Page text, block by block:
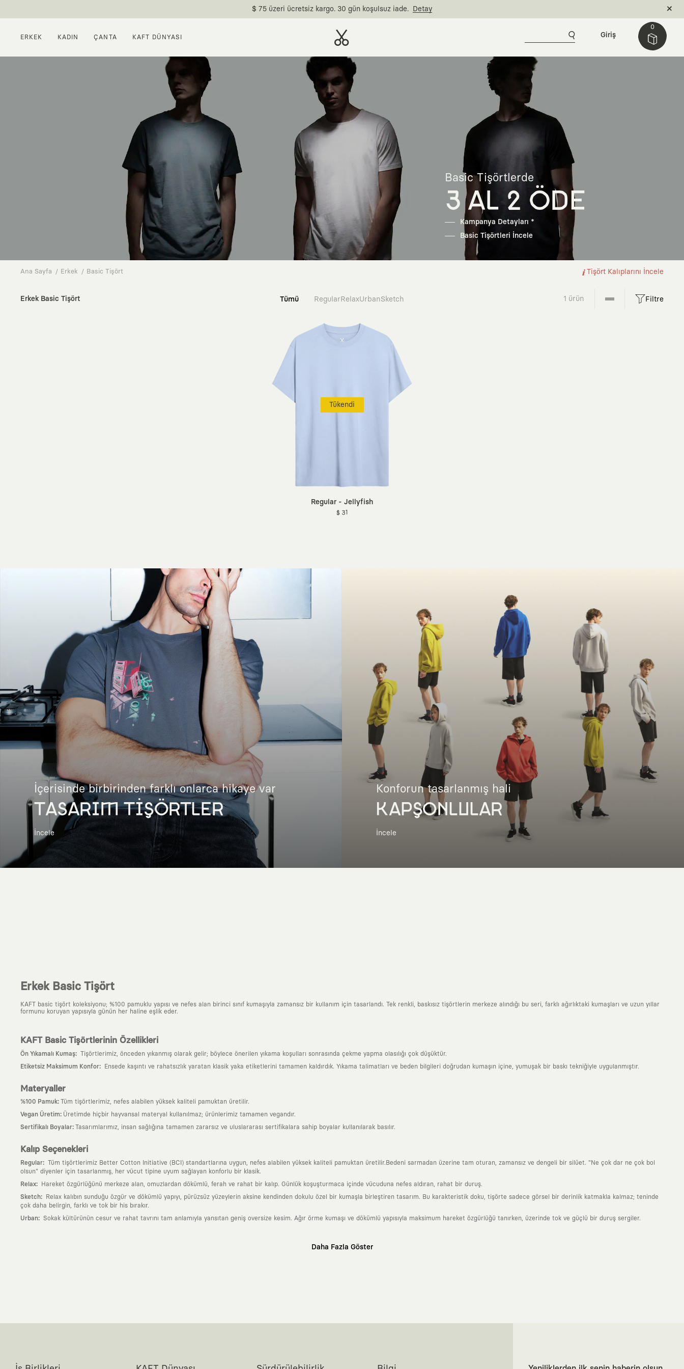
$ 75 üzeri ücretsiz kargo. 30 gün koşulsuz iade. Detay
ERKEK KADIN ÇANTA KAFT DÜNYASI
0
Giriş
Basic Tişörtlerde
3 AL 2 ÖDE
Kampanya Detayları *
Basic Tişörtleri İncele
Ana Sayfa Erkek Basic Tişört Tişört Kalıplarını İncele
Erkek Basic Tişört Tümü RegularRelaxUrbanSketch 1 ürün Filtre
Tükendi
Regular - Jellyfish
$ 31
İçerisinde birbirinden farklı onlarca hikaye var
TASARIM TİŞÖRTLER
İncele
Konforun tasarlanmış hali
KAPŞONLULAR
İncele
Erkek Basic Tişört
KAFT basic tişört koleksiyonu; %100 pamuklu yapısı ve nefes alan birinci sınıf kumaşıyla zamansız bir kullanım için tasarlandı. Tek renkli, baskısız tişörtlerin merkeze alındığı bu seri, farklı ağırlıktaki kumaşları ve uzun yıllar
formunu koruyan yapısıyla günün her haline eşlik eder.
KAFT Basic Tişörtlerinin Özellikleri
Ön Yıkamalı Kumaş: Tişörtlerimiz, önceden yıkanmış olarak gelir; böylece önerilen yıkama koşulları sonrasında çekme yapma olasılığı çok düşüktür.
Etiketsiz Maksimum Konfor: Ensede kaşıntı ve rahatsızlık yaratan klasik yaka etiketlerini tamamen kaldırdık. Yıkama talimatları ve beden bilgileri doğrudan kumaşın içine, yumuşak bir baskı tekniğiyle uygulanmıştır.
Materyaller
%100 Pamuk: Tüm tişörtlerimiz, nefes alabilen yüksek kaliteli pamuktan üretilir.
Vegan Üretim: Üretimde hiçbir hayvansal materyal kullanılmaz; ürünlerimiz tamamen vegandır.
Sertifikalı Boyalar: Tasarımlarımız, insan sağlığına tamamen zararsız ve uluslararası sertifikalara sahip boyalar kullanılarak basılır.
Kalıp Seçenekleri
Regular: Tüm tişörtlerimiz Better Cotton Initiative (BCI) standartlarına uygun, nefes alabilen yüksek kaliteli pamuktan üretilir.Bedeni sarmadan üzerine tam oturan, zamansız ve dengeli bir silüet. "Ne çok dar ne çok bol
olsun" diyenler için tasarlanmış, her vücut tipine uyum sağlayan konforlu bir klasik.
Relax: Hareket özgürlüğünü merkeze alan, omuzlardan dökümlü, ferah ve rahat bir kalıp. Günlük koşuşturmaca içinde vücuduna nefes aldıran, rahat bir duruş.
Sketch:
Relax kalıbın sunduğu özgür ve dökümlü yapıyı, pürüzsüz yüzeylerin aksine kendinden dokulu özel bir kumaşla birleştiren tasarım. Bu karakteristik doku, tişörte sadece görsel bir derinlik katmakla kalmaz; teninde
çok daha belirgin, farklı ve tok bir his bırakır.
Urban: Sokak kültürünün cesur ve rahat tavrını tam anlamıyla yansıtan geniş oversize kesim. Ağır örme kumaşı ve dökümlü yapısıyla maksimum hareket özgürlüğü tanırken, üzerinde tok ve güçlü bir duruş sergiler.
Daha Fazla Göster